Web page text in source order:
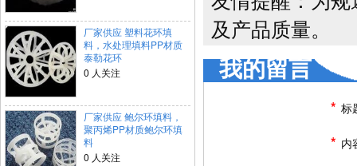
厂家供应 塑料花环填
料，水处理填料PP材质
泰勒花环
0 人关注
厂家供应 鲍尔环填料，
聚丙烯PP材质鲍尔环填
料
0 人关注
及产品质量。
我的留言
* 标
* 内